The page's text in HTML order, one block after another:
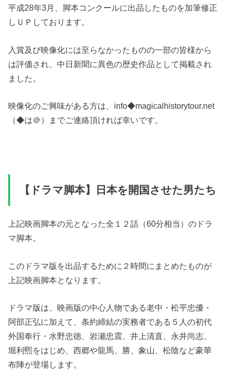
平成28年3月、脚本コンクールに出品したものを加筆修正
しＵＰしております。
入賞及び映像化には至らなかったものの一部の皆様から
は評価され、中日新聞に異色の歴史作品として掲載され
ました。
映像化のご興味がある方は、info◆magicalhistorytour.net
（◆は＠）までご連絡頂ければ幸いです。
【ドラマ脚本】日本を開国させた男たち
上記映画脚本の元となった全１２話（60分相当）のドラ
マ脚本。
このドラマ版を出品するために２時間にまとめたものが
上記映画脚本となります。
ドラマ版は、映画版の中心人物である老中・松平忠優・
阿部正弘に加えて、条約締結の実務者である５人の初代
外国奉行・水野忠徳、岩瀬忠震、井上清直、永井尚志、
堀利煕をはじめ、西郷や龍馬、勝、象山、松陰など豪華
布陣が登場します。